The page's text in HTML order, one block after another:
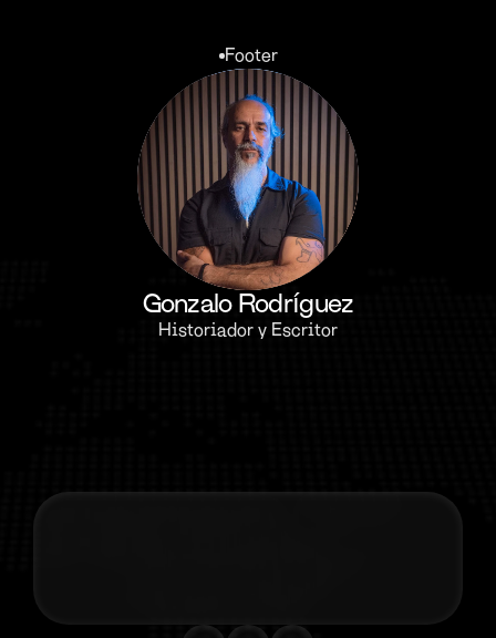
Footer
Gonzalo Rodríguez
Historiador y Escritor